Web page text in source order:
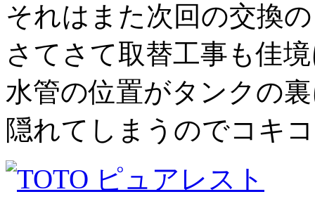
それはまた次回の交換
さてさて取替工事も佳
水管の位置がタンクの
隠れてしまうのでコキ